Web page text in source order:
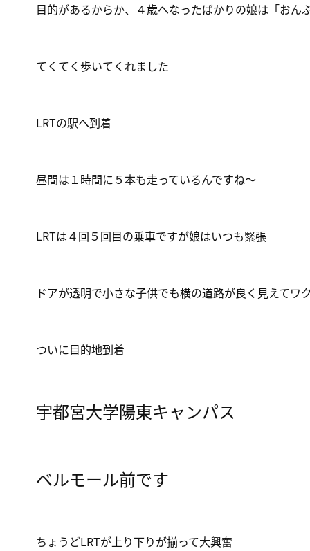
目的があるからか、４歳へなったばかりの娘は「おん
てくてく歩いてくれました
LRTの駅へ到着
昼間は１時間に５本も走っているんですね～
LRTは４回５回目の乗車ですが娘はいつも緊張
ドアが透明で小さな子供でも横の道路が良く見えてワ
ついに目的地到着
宇都宮大学陽東キャンパス
ベルモール前です
ちょうどLRTが上り下りが揃って大興奮